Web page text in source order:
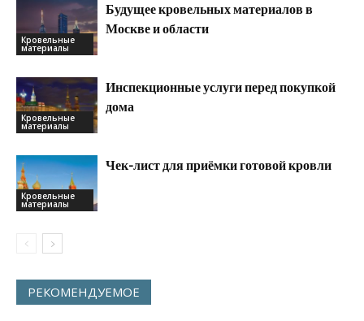
Кровельные
материалы
Будущее кровельных материалов в
Москве и области
Кровельные
материалы
Инспекционные услуги перед покупкой
дома
Кровельные
материалы
Чек-лист для приёмки готовой кровли
РЕКОМЕНДУЕМОЕ